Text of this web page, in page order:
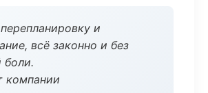
и
всё законно и без
боли.
компании